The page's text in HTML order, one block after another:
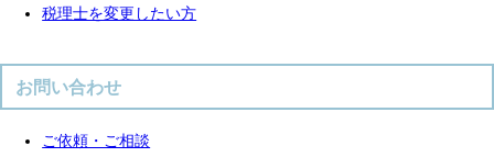
税理士を変更したい方
お問い合わせ
ご依頼・ご相談